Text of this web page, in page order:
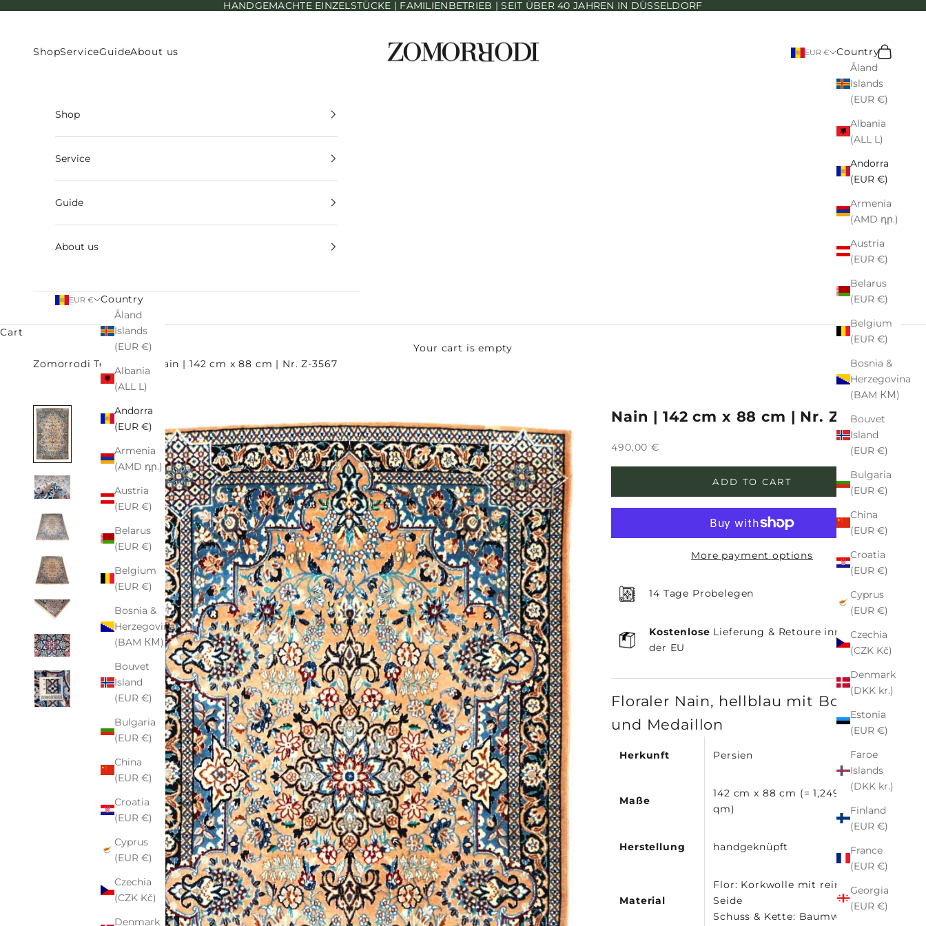
HANDGEMACHTE EINZELSTÜCKE | FAMILIENBETRIEB | SEIT ÜBER 40 JAHREN IN DÜSSELDORF
ShopServiceGuideAbout us EUR €
Country
Åland
Islands
(EUR €)
Albania
(ALL L)
Andorra
(EUR €)
Armenia
(AMD դր.)
Austria
(EUR €)
Belarus
(EUR €)
Belgium
(EUR €)
Bosnia &
Herzegovina
(BAM КМ)
Bouvet
Island
(EUR €)
Bulgaria
(EUR €)
China
(EUR €)
Croatia
(EUR €)
Cyprus
(EUR €)
Czechia
(CZK Kč)
Denmark
(DKK kr.)
Estonia
(EUR €)
Faroe
Islands
(DKK kr.)
Finland
(EUR €)
France
(EUR €)
Georgia
(EUR €)
Search
Cart
Shop
Service
Guide
About us
EUR €
Country
Åland
Islands
(EUR €)
Albania
(ALL L)
Andorra
(EUR €)
Armenia
(AMD դր.)
Austria
(EUR €)
Belarus
(EUR €)
Belgium
(EUR €)
Bosnia &
Herzegovina
(BAM КМ)
Bouvet
Island
(EUR €)
Bulgaria
(EUR €)
China
(EUR €)
Croatia
(EUR €)
Cyprus
(EUR €)
Czechia
(CZK Kč)
Denmark
Cart
Your cart is empty
Zomorrodi Teppiche
Nain | 142 cm x 88 cm | Nr. Z-3567
Nain | 142 cm x 88 cm | Nr. Z-3567
Sale price
490,00 €
ADD TO CART
More payment options
14 Tage Probelegen
Kostenlose Lieferung & Retoure innerhalb
der EU
Floraler Nain, hellblau mit Bordüre
und Medaillon
Herkunft Persien
Maße
142 cm x 88 cm (= 1,2496
qm)
Herstellung handgeknüpft
Material
Flor: Korkwolle mit reiner
Seide
Schuss & Kette: Baumwolle